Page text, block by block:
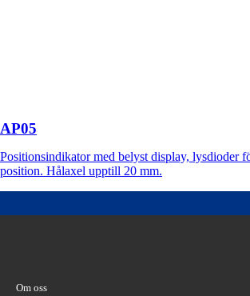
AP05
Positionsindikator med belyst display, lysdioder
position. Hålaxel upptill 20 mm.
Om oss